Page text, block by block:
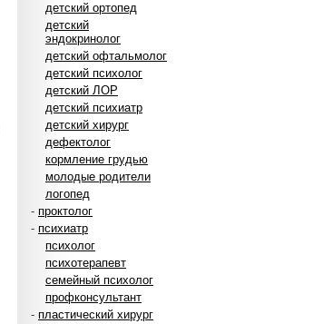
детский ортопед
детский
эндокринолог
детский офтальмолог
детский психолог
детский ЛОР
детский психиатр
детский хирург
дефектолог
кормление грудью
молодые родители
логопед
- проктолог
- психиатр
психолог
психотерапевт
семейный психолог
профконсультант
- пластический хирург